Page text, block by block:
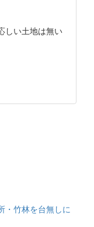
しい土地は無い
・竹林を台無しに